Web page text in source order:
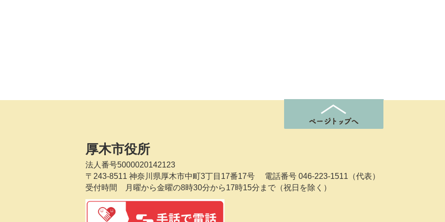
厚木市役所
法人番号5000020142123
〒243-8511 神奈川県厚木市中町3丁目17番17号
電話番号 046-223-1511（代表）
受付時間 月曜から金曜の8時30分から17時15分まで（祝日を除く）